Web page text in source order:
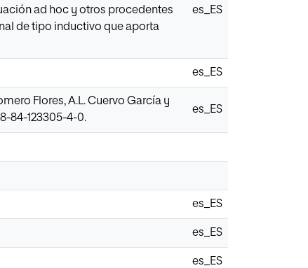
ad hoc y otros procedentes
de tipo inductivo que aporta
es_ES
es_ES
Flores, A.L. Cuervo García y
84-123305-4-0.
es_ES
es_ES
es_ES
es_ES